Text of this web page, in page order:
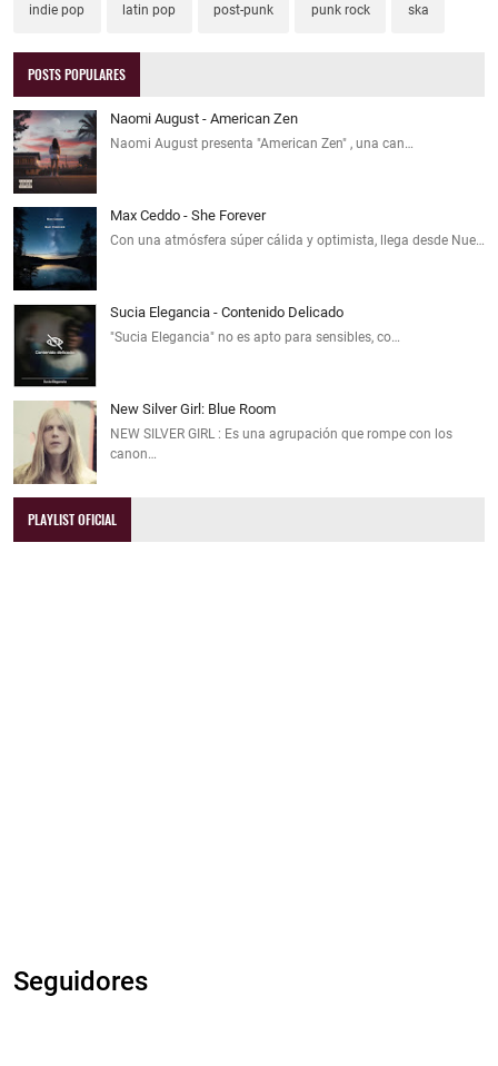
indie pop latin pop post-punk punk rock ska
POSTS POPULARES
Naomi August - American Zen
Naomi August presenta "American Zen" , una can…
Max Ceddo - She Forever
Con una atmósfera súper cálida y optimista, llega desde Nue…
Sucia Elegancia - Contenido Delicado
"Sucia Elegancia" no es apto para sensibles, co…
New Silver Girl: Blue Room
NEW SILVER GIRL : Es una agrupación que rompe con los
canon…
PLAYLIST OFICIAL
Seguidores